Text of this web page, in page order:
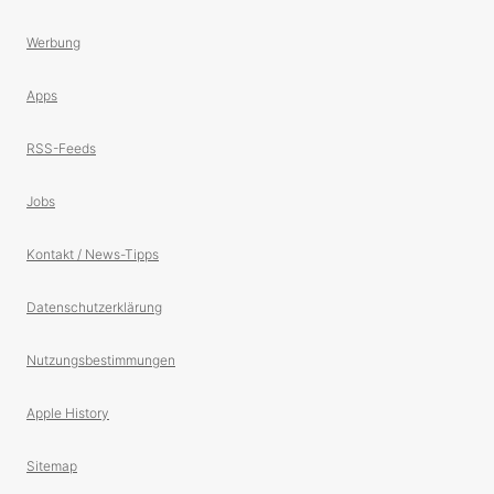
Werbung
Apps
RSS-Feeds
Jobs
Kontakt / News-Tipps
Datenschutzerklärung
Nutzungsbestimmungen
Apple History
Sitemap